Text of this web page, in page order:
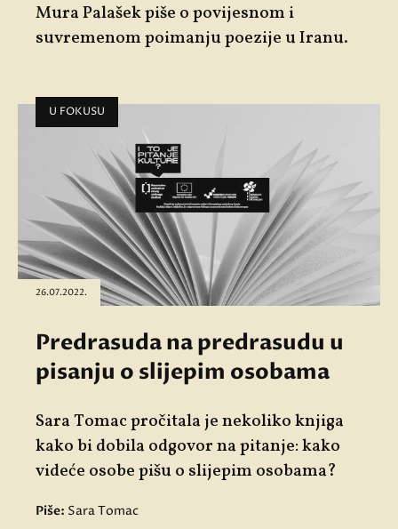
Mura Palašek piše o povijesnom i
suvremenom poimanju poezije u Iranu.
U FOKUSU
26.07.2022.
Predrasuda na predrasudu u
pisanju o slijepim osobama
Sara Tomac pročitala je nekoliko knjiga
kako bi dobila odgovor na pitanje: kako
videće osobe pišu o slijepim osobama?
Piše: Sara Tomac